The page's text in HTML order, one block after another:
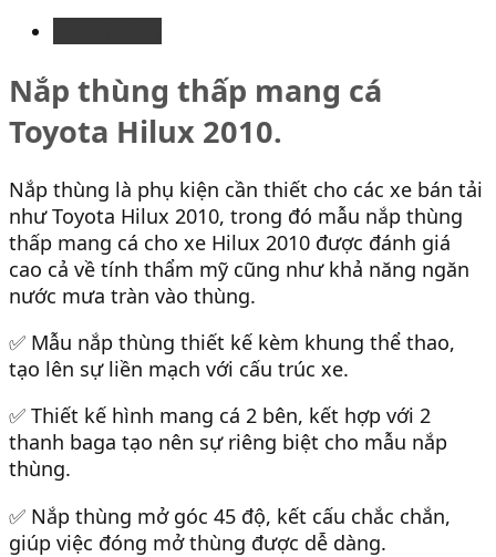
Nắp thùng thấp mang cá
Toyota Hilux 2010.
Nắp thùng là phụ kiện cần thiết cho các xe bán tải
như Toyota Hilux 2010, trong đó mẫu nắp thùng
thấp mang cá cho xe Hilux 2010 được đánh giá
cao cả về tính thẩm mỹ cũng như khả năng ngăn
nước mưa tràn vào thùng.
✅ Mẫu nắp thùng thiết kế kèm khung thể thao,
tạo lên sự liền mạch với cấu trúc xe.
✅ Thiết kế hình mang cá 2 bên, kết hợp với 2
thanh baga tạo nên sự riêng biệt cho mẫu nắp
thùng.
✅ Nắp thùng mở góc 45 độ, kết cấu chắc chắn,
giúp việc đóng mở thùng được dễ dàng.